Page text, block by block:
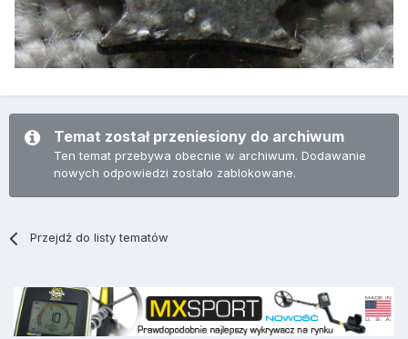
Temat został przeniesiony do archiwum
Ten temat przebywa obecnie w archiwum. Dodawanie
nowych odpowiedzi zostało zablokowane.
Przejdź do listy tematów